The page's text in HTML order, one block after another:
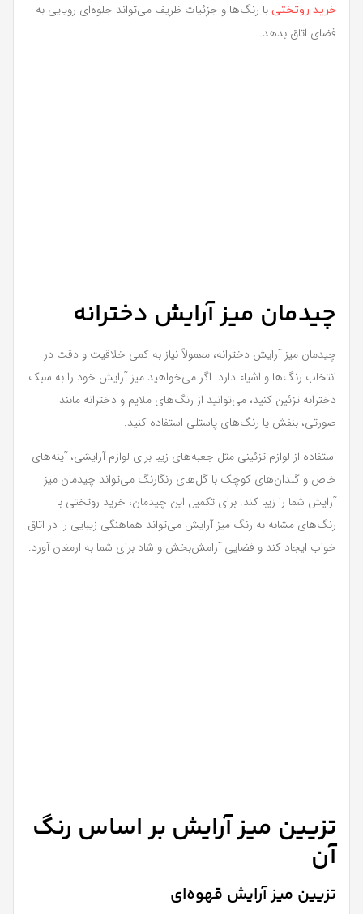
خرید روتختی با رنگ‌ها و جزئیات ظریف می‌تواند جلوه‌ای رویایی به
فضای اتاق بدهد.
چیدمان میز آرایش دخترانه
چیدمان میز آرایش دخترانه، معمولاً نیاز به کمی خلاقیت و دقت در
انتخاب رنگ‌ها و اشیاء دارد. اگر می‌خواهید میز آرایش خود را به سبک
دخترانه تزئین کنید، می‌توانید از رنگ‌های ملایم و دخترانه مانند
صورتی، بنفش یا رنگ‌های پاستلی استفاده کنید.
استفاده از لوازم تزئینی مثل جعبه‌های زیبا برای لوازم آرایشی، آینه‌های
خاص و گلدان‌های کوچک با گل‌های رنگارنگ می‌تواند چیدمان میز
آرایش شما را زیبا کند. برای تکمیل این چیدمان، خرید روتختی با
رنگ‌های مشابه به رنگ میز آرایش می‌تواند هماهنگی زیبایی را در اتاق
خواب ایجاد کند و فضایی آرامش‌بخش و شاد برای شما به ارمغان آورد.
تزیین میز آرایش بر اساس رنگ
آن
تزیین میز آرایش قهوه‌ای